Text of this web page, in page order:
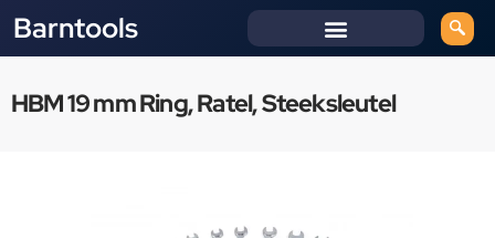
Barntools
HBM 19 mm Ring, Ratel, Steeksleutel